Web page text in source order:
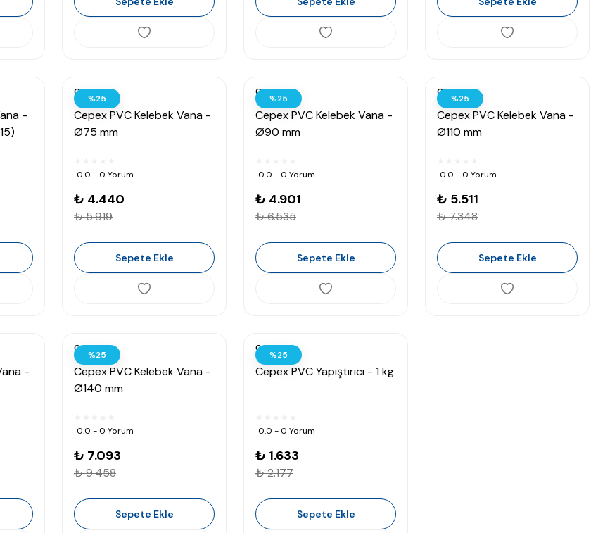
-
%25
Cepex
Cepex PVC Kelebek Vana -
Ø75 mm
0.0 - 0 Yorum
₺ 4.440
₺ 5.919
Sepete Ekle
%25
Cepex
Cepex PVC Kelebek Vana -
Ø90 mm
0.0 - 0 Yorum
₺ 4.901
₺ 6.535
Sepete Ekle
%25
Cepex
Cepex PVC Kelebek Vana -
Ø110 mm
0.0 - 0 Yorum
₺ 5.511
₺ 7.348
Sepete Ekle
-
%25
Cepex
Cepex PVC Kelebek Vana -
Ø140 mm
0.0 - 0 Yorum
₺ 7.093
₺ 9.458
Sepete Ekle
%25
Cepex
Cepex PVC Yapıştırıcı - 1 kg
0.0 - 0 Yorum
₺ 1.633
₺ 2.177
Sepete Ekle